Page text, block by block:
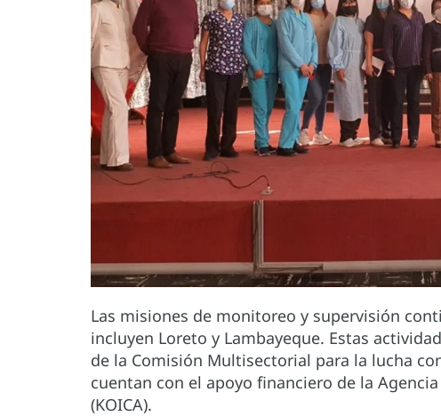
Las misiones de monitoreo y supervisión
incluyen Loreto y Lambayeque. Estas
de la Comisión Multisectorial para la lucha
cuentan con el apoyo financiero de la
(KOICA).